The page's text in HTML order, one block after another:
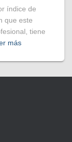
índice de
que este
tiene
más